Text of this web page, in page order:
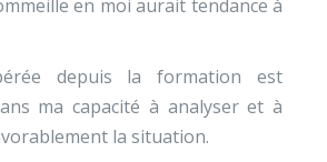
en moi aurait tendance à
depuis la formation est
ma capacité à analyser et à
la situation.